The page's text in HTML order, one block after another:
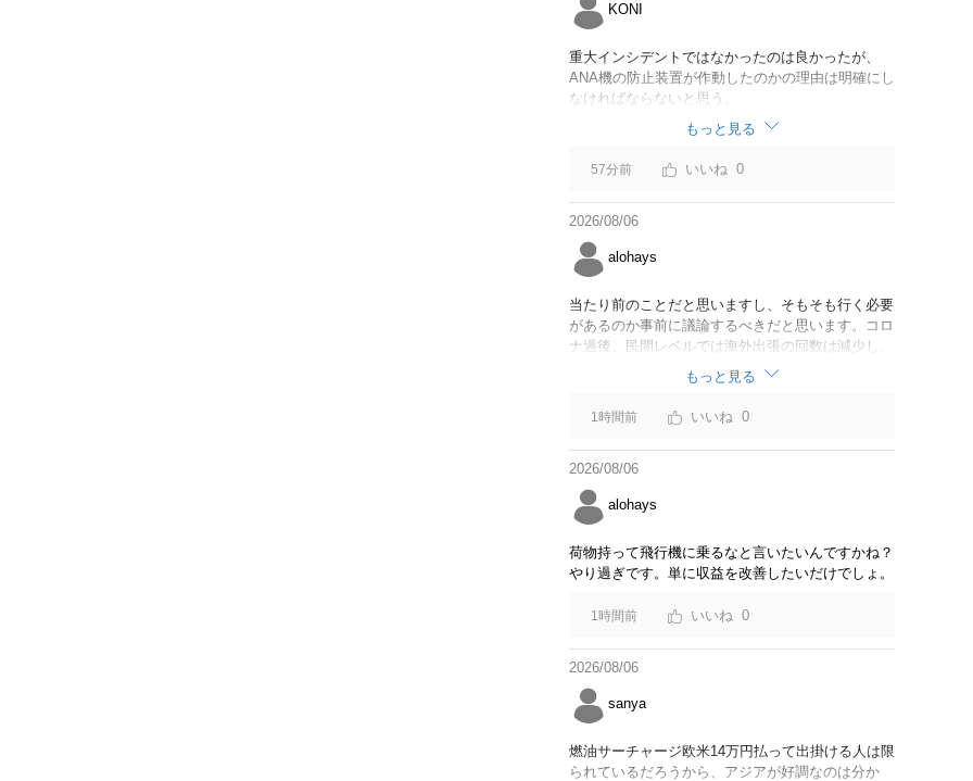
KONI
重大インシデントではなかったのは良かったが、
ANA機の防止装置が作動したのかの理由は明確にし
なければならないと思う。
もっと見る
57分前 0
2026/08/06
alohays
当たり前のことだと思いますし、そもそも行く必要
があるのか事前に議論するべきだと思います。コロ
ナ過後、民間レベルでは海外出張の回数は減少し、
リモートでやり取りするのが普通になっています
し。貴重な税金を使うなら費用対効果をキチンと周
知してからにして下さい。
もっと見る
1時間前 0
2026/08/06
alohays
荷物持って飛行機に乗るなと言いたいんですかね？
やり過ぎです。単に収益を改善したいだけでしょ。
1時間前 0
2026/08/06
sanya
燃油サーチャージ欧米14万円払って出掛ける人は限
られているだろうから、アジアが好調なのは分か